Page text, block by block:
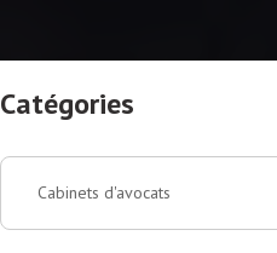
Catégories
Cabinets d'avocats